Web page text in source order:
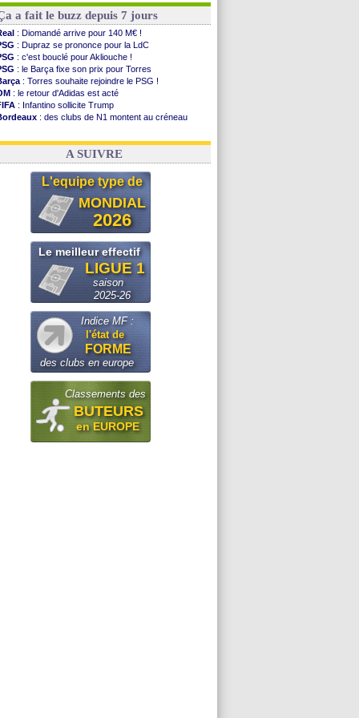
a fait le buzz depuis 7 jours
: Diomandé arrive pour 140 M€ !
: Dupraz se prononce pour la LdC
: c'est bouclé pour Akliouche !
: le Barça fixe son prix pour Torres
: Torres souhaite rejoindre le PSG !
: le retour d'Adidas est acté
: Infantino sollicite Trump
: des clubs de N1 montent au créneau
: le démenti de Leipzig pour Diomandé
A SUIVRE
L'equipe type de
MONDIAL
2026
Le meilleur effectif
LIGUE 1
saison
2025-26
Indice MF :
l'état de
FORME
des clubs en europe
Classements des
BUTEURS
en EUROPE